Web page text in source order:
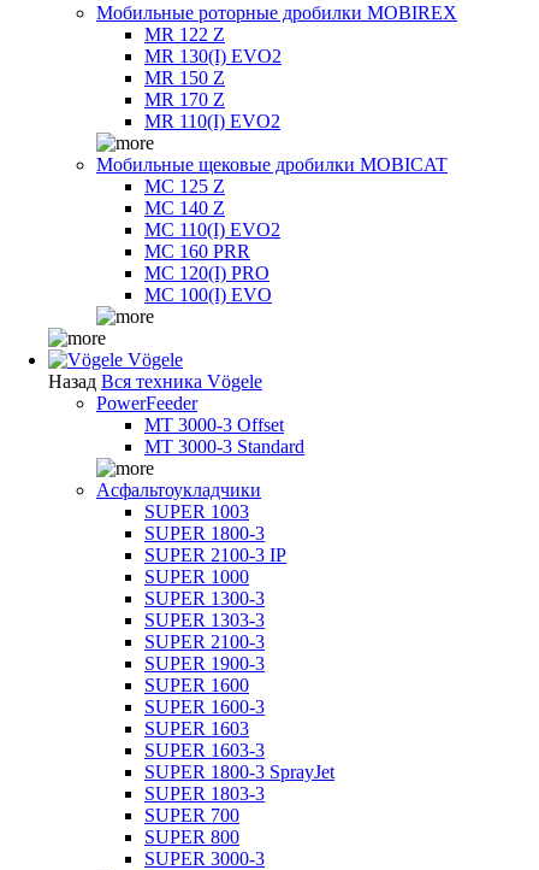
Мобильные роторные дробилки MOBIREX
MR 122 Z
MR 130(I) EVO2
MR 150 Z
MR 170 Z
MR 110(I) EVO2
Мобильные щековые дробилки MOBICAT
MC 125 Z
MC 140 Z
MC 110(I) EVO2
MC 160 PRR
MC 120(I) PRO
MC 100(I) EVO
Vögele
Назад Вся техника Vögele
PowerFeeder
MT 3000-3 Offset
MT 3000-3 Standard
Асфальтоукладчики
SUPER 1003
SUPER 1800-3
SUPER 2100-3 IP
SUPER 1000
SUPER 1300-3
SUPER 1303-3
SUPER 2100-3
SUPER 1900-3
SUPER 1600
SUPER 1600-3
SUPER 1603
SUPER 1603-3
SUPER 1800-3 SprayJet
SUPER 1803-3
SUPER 700
SUPER 800
SUPER 3000-3